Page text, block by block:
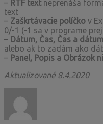
– RTF textneprenáša
text
– Zaškrtávacie políčko v
0/-1 (-1 sa v programe
– Dátum, Čas, Čas a dátum
alebo ak to zadám ako
– Panel, Popis a Obrázok
Aktualizované 8.4.2020